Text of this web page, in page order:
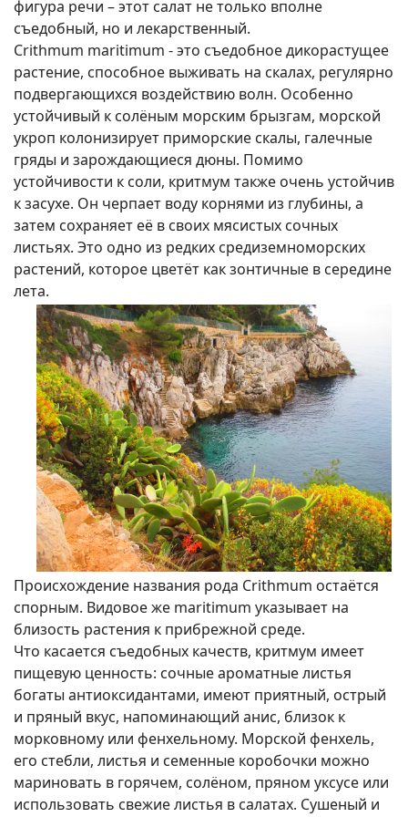
фигура речи – этот салат не только вполне
съедобный, но и лекарственный.
Crithmum maritimum - это съедобное дикорастущее
растение, способное выживать на скалах, регулярно
подвергающихся воздействию волн. Особенно
устойчивый к солёным морским брызгам, морской
укроп колонизирует приморские скалы, галечные
гряды и зарождающиеся дюны. Помимо
устойчивости к соли, критмум также очень устойчив
к засухе. Он черпает воду корнями из глубины, а
затем сохраняет её в своих мясистых сочных
листьях. Это одно из редких средиземноморских
растений, которое цветёт как зонтичные в середине
лета.
Происхождение названия рода Crithmum остаётся
спорным. Видовое же maritimum указывает на
близость растения к прибрежной среде.
Что касается съедобных качеств, критмум имеет
пищевую ценность: сочные ароматные листья
богаты антиоксидантами, имеют приятный, острый
и пряный вкус, напоминающий анис, близок к
морковному или фенхельному. Морской фенхель,
его стебли, листья и семенные коробочки можно
мариновать в горячем, солёном, пряном уксусе или
использовать свежие листья в салатах. Сушеный и